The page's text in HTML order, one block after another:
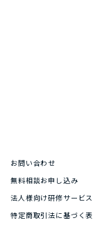
お問い合わせ
無料相談お申し込み
法人様向け研修サービ
特定商取引法に基づく